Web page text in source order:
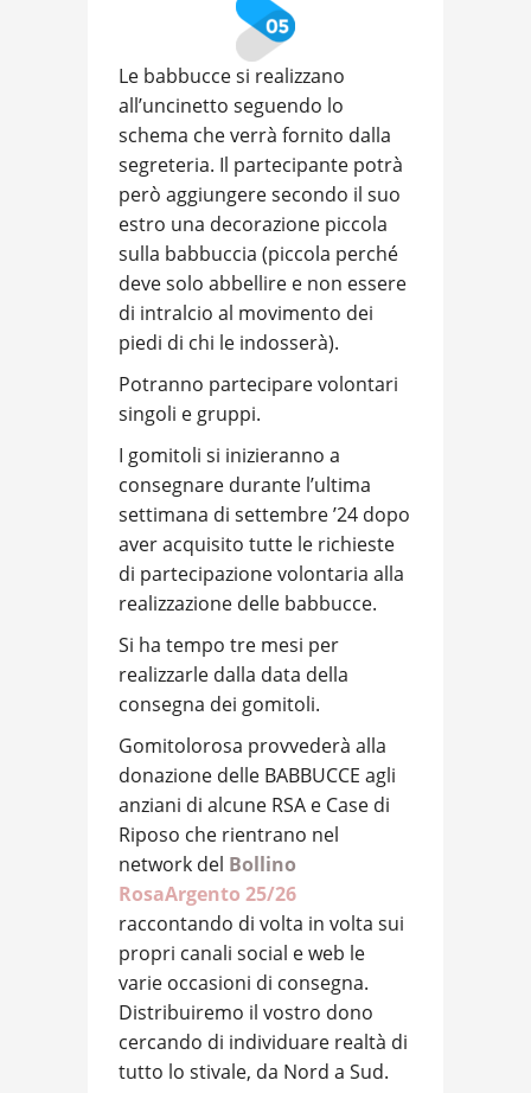
Le babbucce si realizzano
all’uncinetto seguendo lo
schema che verrà fornito dalla
segreteria. Il partecipante potrà
però aggiungere secondo il suo
estro una decorazione piccola
sulla babbuccia (piccola perché
deve solo abbellire e non essere
di intralcio al movimento dei
piedi di chi le indosserà).
Potranno partecipare volontari
singoli e gruppi.
I gomitoli si inizieranno a
consegnare durante l’ultima
settimana di settembre ’24 dopo
aver acquisito tutte le richieste
di partecipazione volontaria alla
realizzazione delle babbucce.
Si ha tempo tre mesi per
realizzarle dalla data della
consegna dei gomitoli.
Gomitolorosa provvederà alla
donazione delle BABBUCCE agli
anziani di alcune RSA e Case di
Riposo che rientrano nel
network del Bollino
RosaArgento 25/26
raccontando di volta in volta sui
propri canali social e web le
varie occasioni di consegna.
Distribuiremo il vostro dono
cercando di individuare realtà di
tutto lo stivale, da Nord a Sud.